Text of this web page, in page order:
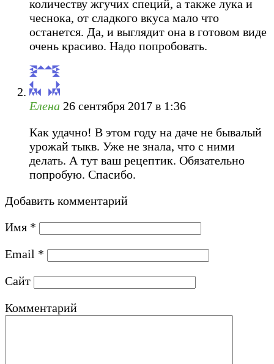
количеству жгучих специй, а также лука и
чеснока, от сладкого вкуса мало что
останется. Да, и выглядит она в готовом виде
очень красиво. Надо попробовать.
Елена 26 сентября 2017 в 1:36
Как удачно! В этом году на даче не бывалый
урожай тыкв. Уже не знала, что с ними
делать. А тут ваш рецептик. Обязательно
попробую. Спасибо.
Добавить комментарий
Имя *
Email *
Сайт
Комментарий